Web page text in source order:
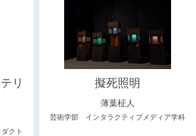
リ
クト
擬死照明
薄葉柾人
芸術学部 インタラクティブメディア学科